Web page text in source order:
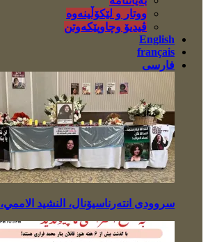
ووتار و لێکۆڵینەوە
ڤیدیۆ وچاوپێکەوتن
English
français
فارسی
سروودی انتەرناسیۆنال، النشيد الاممي، Internationale